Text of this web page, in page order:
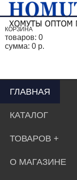
КОРЗИНА
товаров: 0
сумма: 0 р.
ГЛАВНАЯ
КАТАЛОГ
ТОВАРОВ
О МАГАЗИНЕ